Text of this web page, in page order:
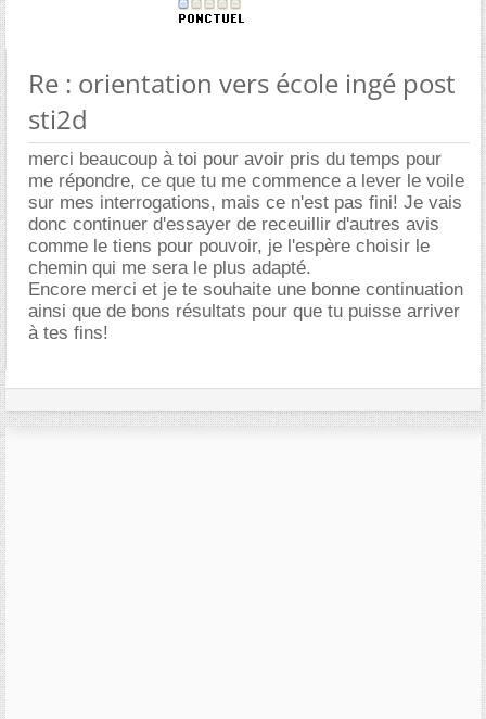
Re : orientation vers école ingé post
sti2d
merci beaucoup à toi pour avoir pris du temps pour
me répondre, ce que tu me commence a lever le voile
sur mes interrogations, mais ce n'est pas fini! Je vais
donc continuer d'essayer de receuillir d'autres avis
comme le tiens pour pouvoir, je l'espère choisir le
chemin qui me sera le plus adapté.
Encore merci et je te souhaite une bonne continuation
ainsi que de bons résultats pour que tu puisse arriver
à tes fins!